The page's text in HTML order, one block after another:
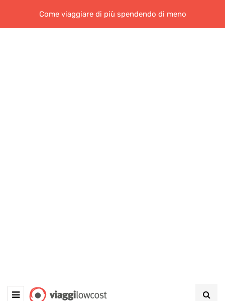
Come viaggiare di più spendendo di meno